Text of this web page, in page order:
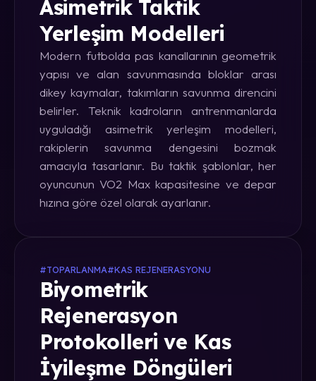
Asimetrik Taktik
Yerleşim Modelleri
Modern futbolda pas kanallarının geometrik
yapısı ve alan savunmasında bloklar arası
dikey kaymalar, takımların savunma direncini
belirler. Teknik kadroların antrenmanlarda
uyguladığı asimetrik yerleşim modelleri,
rakiplerin savunma dengesini bozmak
amacıyla tasarlanır. Bu taktik şablonlar, her
oyuncunun VO2 Max kapasitesine ve depar
hızına göre özel olarak ayarlanır.
#TOPARLANMA#KAS REJENERASYONU
Biyometrik
Rejenerasyon
Protokolleri ve Kas
İyileşme Döngüleri